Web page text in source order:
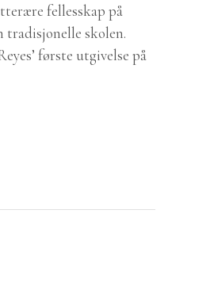
fellesskap på
tradisjonelle skolen.
første utgivelse på